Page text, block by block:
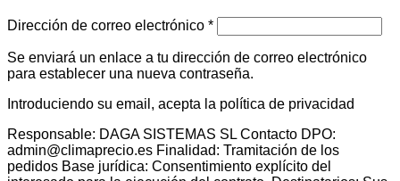
Dirección de correo electrónico *Obligatorio
Se enviará un enlace a tu dirección de correo electrónico
para establecer una nueva contraseña.
Introduciendo su email, acepta la política de privacidad
Responsable: DAGA SISTEMAS SL Contacto DPO:
admin@climaprecio.es Finalidad: Tramitación de los
pedidos Base jurídica: Consentimiento explícito del